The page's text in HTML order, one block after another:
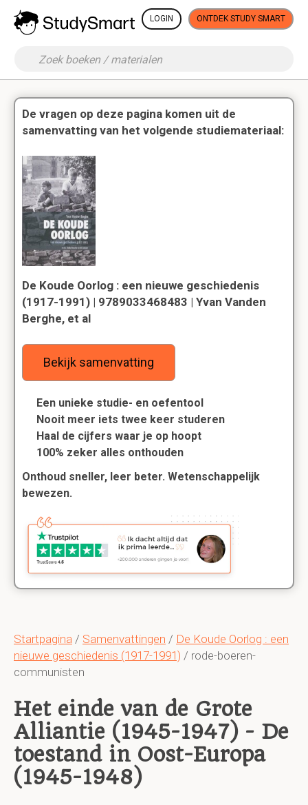
LOGIN ONTDEK STUDY SMART
Startpagina / Samenvattingen / De Koude Oorlog : een
nieuwe geschiedenis (1917-1991) / rode-boeren-
communisten
Het einde van de Grote
Alliantie (1945-1947) - De
toestand in Oost-Europa
(1945-1948)
De vragen op deze pagina komen uit de
samenvatting van het volgende studiemateriaal:
De Koude Oorlog : een nieuwe geschiedenis
(1917-1991) | 9789033468483 | Yvan Vanden
Berghe, et al
Bekijk samenvatting
Een unieke studie- en oefentool
Nooit meer iets twee keer studeren
Haal de cijfers waar je op hoopt
100% zeker alles onthouden
Onthoud sneller, leer beter. Wetenschappelijk
bewezen.